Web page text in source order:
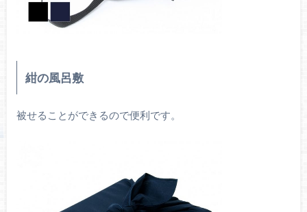
紺の風呂敷
被せることができるので便利です。